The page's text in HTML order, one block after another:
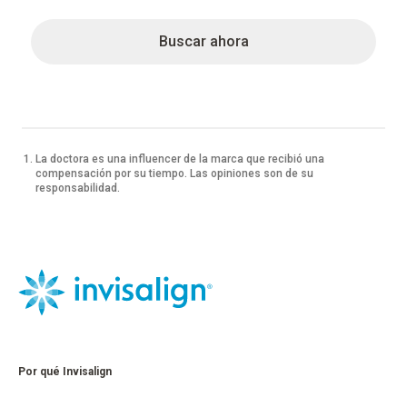
Buscar ahora
La doctora es una influencer de la marca que recibió una
compensación por su tiempo. Las opiniones son de su
responsabilidad.
Por qué Invisalign